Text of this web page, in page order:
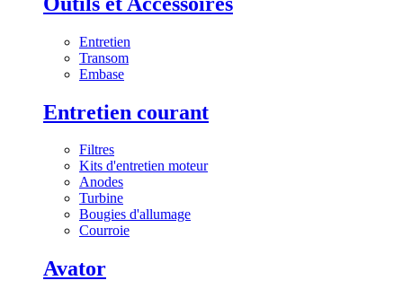
Entretien
Transom
Embase
Entretien courant
Filtres
Kits d'entretien moteur
Anodes
Turbine
Bougies d'allumage
Courroie
Avator